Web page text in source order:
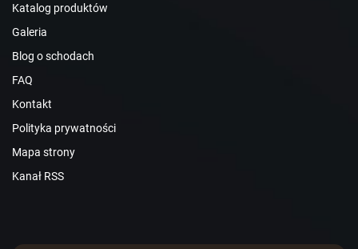
Katalog produktów
Galeria
Blog o schodach
FAQ
Kontakt
Polityka prywatności
Mapa strony
Kanał RSS